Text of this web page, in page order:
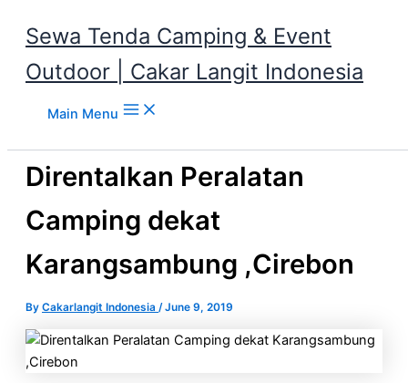
Sewa Tenda Camping & Event
Outdoor | Cakar Langit Indonesia
Main Menu
Direntalkan Peralatan
Camping dekat
Karangsambung ,Cirebon
By Cakarlangit Indonesia /June 9, 2019